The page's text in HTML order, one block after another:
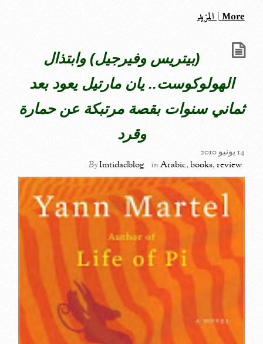
More | المزيد
(بيتريس وفيرجيل) وابتذال
الهولوكوست.. يان مارتيل يعود بعد
ثماني سنوات بقصة مرتبكة عن حمارة
وقرد
14 يونيو 2010
ByImtidadblog inArabic,books,review